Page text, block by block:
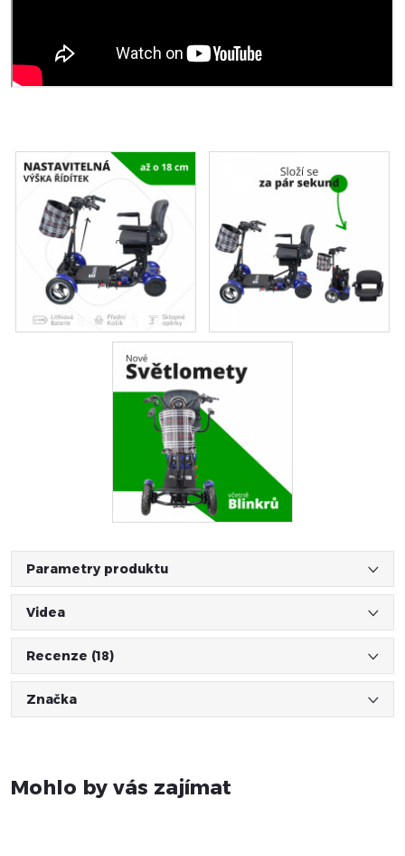
Parametry produktu
Videa
Recenze (18)
Značka
Mohlo by vás zajímat